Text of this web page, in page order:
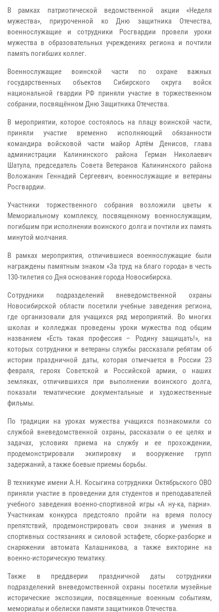
В рамках патриотической ведомственной акции «Неделя
мужества», приуроченной ко Дню защитника Отечества,
военнослужащие и сотрудники Росгвардии провели уроки
мужества в образовательных учреждениях региона и почтили
память погибших коллег.
Военнослужащие воинской части по охране важных
государственных объектов Сибирского округа войск
национальной гвардии РФ приняли участие в торжественном
собрании, посвящённом Дню Защитника Отечества.
В мероприятии, которое состоялось на плацу воинской части,
приняли участие временно исполняющий обязанности
командира войсковой части майор Артём Денисов, глава
администрации Калининского района Герман Николаевич
Шатула, председатель Совета Ветеранов Калининского района
Воложанин Геннадий Сергеевич, военнослужащие и ветераны
Росгвардии.
Участники торжественного собрания возложили цветы к
Мемориальному комплексу, посвященному военнослужащим,
погибшим при исполнении воинского долга и почтили их память
минутой молчания.
В рамках мероприятия, отличившиеся военнослужащие были
награждены памятным знаком «За труд на благо города» в честь
130-тилетия со Дня основания города Новосибирска.
Сотрудники подразделений вневедомственной охраны
Новосибирской области посетили учебные заведения региона,
где организовали для учащихся ряд мероприятий. Во многих
школах и колледжах проведены уроки мужества под общим
названием «Есть такая профессия – Родину защищать!», на
которых сотрудники и ветераны службы рассказали ребятам об
истории праздничной даты, которая отмечается в России 23
февраля, героях Советской и Российской армии, о наших
земляках, отличившихся при выполнении воинского долга,
показали тематические документальные и художественные
фильмы.
По традиции на уроках мужества учащихся познакомили со
службой вневедомственной охраны, рассказали о ее целях и
задачах, условиях приема на службу и ее прохождении,
продемонстрировали экипировку и вооружение групп
задержаний, а также боевые приемы борьбы.
В техникуме имени А.Н. Косыгина сотрудники Октябрьского ОВО
приняли участие в проведении для студентов и преподавателей
учебного заведения военно-спортивной игры «А ну-ка, парни».
Участникам конкурса предстояло пройти на время полосу
препятствий, продемонстрировать свои знания и умения в
спортивных состязаниях и силовой эстафете, сборке-разборке и
снаряжении автомата Калашникова, а также викторине на
военно-историческую тематику.
Также в преддверии праздничной даты сотрудники
подразделений вневедомственной охраны посетили музейные
исторические экспозиции, посвященные военным событиям,
мемориалы и обелиски памяти защитников Отечества.